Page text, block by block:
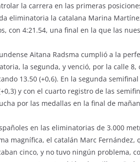
la carrera en las primeras
eliminatoria la catalana Marina
con 4:21.54, una final en la que las
Aitana Radsma cumplió a la
la segunda, y venció, por la calle
13.50 (+0,6). En la segunda
y con el cuarto registro de las
por las medallas en la final de
en las eliminatorias de 3.000
magnífica, el catalán Marc
cinco, y no tuvo ningún problema,